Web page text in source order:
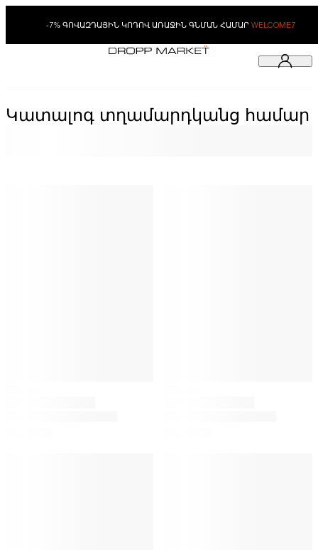
-7% ԳՈՎԱԶԴԱՅԻՆ ԿՈԴՈՎ ԱՌԱՋԻՆ ԳՆՄԱՆ ՀԱՄԱՐ WELCOME7
Կատալոգ տղամարդկանց համար